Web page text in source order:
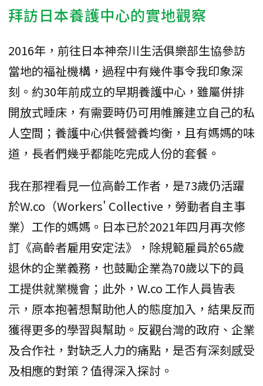
拜訪日本養護中心的實地觀察
2016年，前往日本神奈川生活俱樂部生協參訪
當地的福祉機構，過程中有幾件事令我印象深
刻。約30年前成立的早期養護中心，雖屬併排
開放式睡床，有需要時仍可用帷簾建立自己的私
人空間；養護中心供餐營養均衡，且有媽媽的味
道，長者們幾乎都能吃完成人份的套餐。
我在那裡看見一位高齡工作者，是73歲仍活躍
於W.co（Workers' Collective，勞動者自主事
業）工作的媽媽。日本已於2021年四月再次修
訂《高齡者雇用安定法》，除規範雇員於65歲
退休的企業義務，也鼓勵企業為70歲以下的員
工提供就業機會；此外，W.co 工作人員皆表
示，原本抱著想幫助他人的態度加入，結果反而
獲得更多的學習與幫助。反觀台灣的政府、企業
及合作社，對缺乏人力的痛點，是否有深刻感受
及相應的對策？值得深入探討。